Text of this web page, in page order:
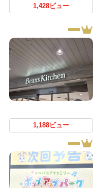
1,428ビュー
1,188ビュー